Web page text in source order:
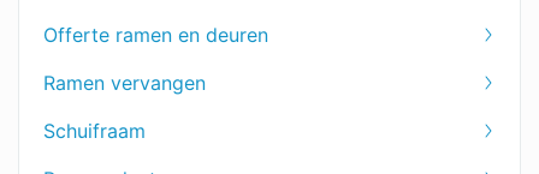
Offerte ramen en deuren
Ramen vervangen
Schuifraam